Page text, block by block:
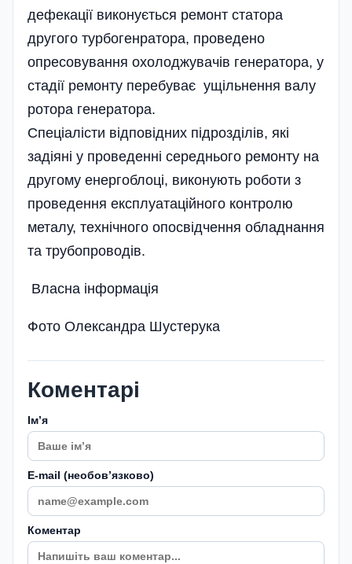
дефекації виконується ремонт статора
другого турбогенратора, проведено
опресовування охолоджувачів генератора, у
стадії ремонту перебуває ущільнення валу
ротора генератора.
Спеціалісти відповідних підрозділів, які
задіяні у проведенні середнього ремонту на
другому енергоблоці, виконують роботи з
проведення експлуатаційного контролю
металу, технічного опосвідчення обладнання
та трубопроводів.
Власна інформація
Фото Олександра Шустерука
Коментарі
Імʼя
E-mail (необовʼязково)
Коментар